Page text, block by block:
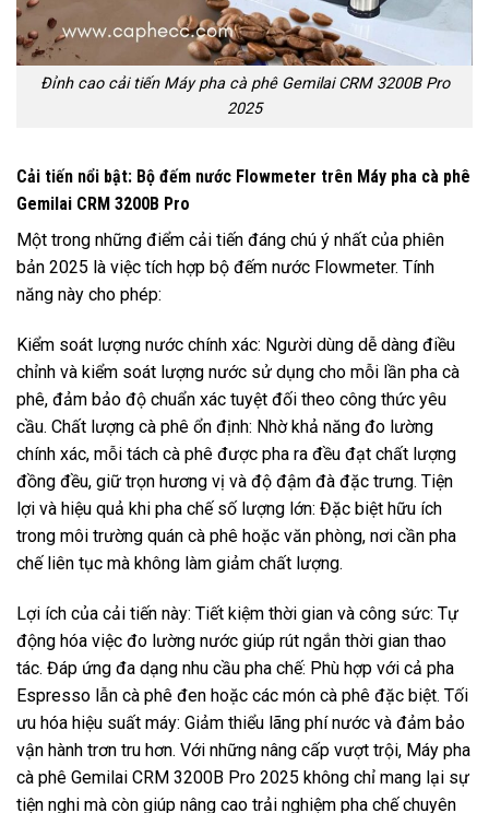
Đỉnh cao cải tiến Máy pha cà phê Gemilai CRM 3200B Pro
2025
Cải tiến nổi bật: Bộ đếm nước Flowmeter trên Máy pha cà phê
Gemilai CRM 3200B Pro
Một trong những điểm cải tiến đáng chú ý nhất của phiên
bản 2025 là việc tích hợp bộ đếm nước Flowmeter. Tính
năng này cho phép:
Kiểm soát lượng nước chính xác: Người dùng dễ dàng điều
chỉnh và kiểm soát lượng nước sử dụng cho mỗi lần pha cà
phê, đảm bảo độ chuẩn xác tuyệt đối theo công thức yêu
cầu. Chất lượng cà phê ổn định: Nhờ khả năng đo lường
chính xác, mỗi tách cà phê được pha ra đều đạt chất lượng
đồng đều, giữ trọn hương vị và độ đậm đà đặc trưng. Tiện
lợi và hiệu quả khi pha chế số lượng lớn: Đặc biệt hữu ích
trong môi trường quán cà phê hoặc văn phòng, nơi cần pha
chế liên tục mà không làm giảm chất lượng.
Lợi ích của cải tiến này: Tiết kiệm thời gian và công sức: Tự
động hóa việc đo lường nước giúp rút ngắn thời gian thao
tác. Đáp ứng đa dạng nhu cầu pha chế: Phù hợp với cả pha
Espresso lẫn cà phê đen hoặc các món cà phê đặc biệt. Tối
ưu hóa hiệu suất máy: Giảm thiểu lãng phí nước và đảm bảo
vận hành trơn tru hơn. Với những nâng cấp vượt trội, Máy pha
cà phê Gemilai CRM 3200B Pro 2025 không chỉ mang lại sự
tiện nghi mà còn giúp nâng cao trải nghiệm pha chế chuyên